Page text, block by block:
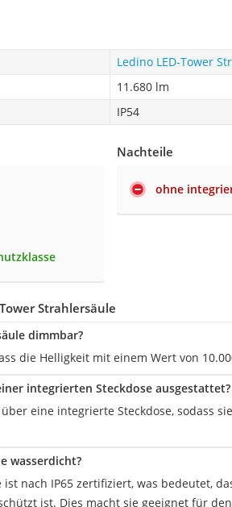
Ledino LED-Tower
11.680 lm
IP54
Nachteile
ohne
Strahlersäule
dimmbar?
die Helligkeit mit einem Wert von
integrierten Steckdose ausgestattet?
eine integrierte Steckdose, sodass
wasserdicht?
ist nach IP65 zertifiziert, was bedeutet,
ist. Dies macht sie geeignet für